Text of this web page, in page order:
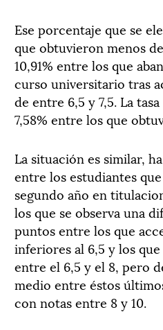
Ese porcentaje que se
que obtuvieron menos
10,91% entre los que
curso universitario tras
de entre 6,5 y 7,5. La
7,58% entre los que
La situación es similar,
entre los estudiantes
segundo año en
los que se observa una
puntos entre los que
inferiores al 6,5 y los
entre el 6,5 y el 8, pero
medio entre éstos
con notas entre 8 y 10.